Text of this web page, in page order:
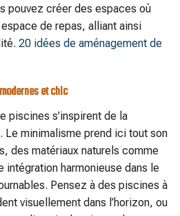
pouvez créer des espaces où
de repas, alliant ainsi
20 idées de aménagement de
et chic
piscines s’inspirent de la
Le minimalisme prend ici tout son
des matériaux naturels comme
intégration harmonieuse dans le
Pensez à des piscines à
visuellement dans l’horizon, ou